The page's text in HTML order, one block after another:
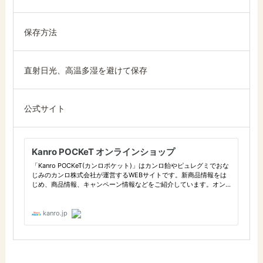
保存方法
直射日光、高温多湿を避けて保存
公式サイト